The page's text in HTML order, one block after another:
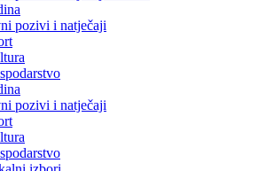
pozivi i natječaji
pozivi i natječaji